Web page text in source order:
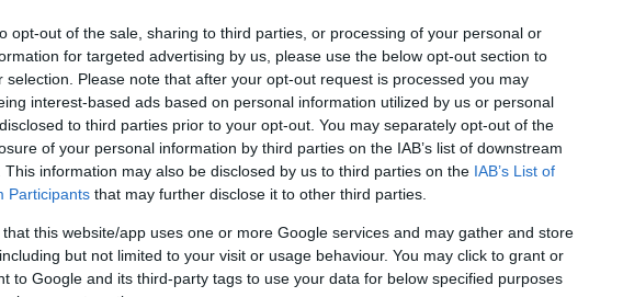
opt-out of the sale, sharing to third parties, or processing of your personal or
for targeted advertising by us, please use the below opt-out section to
selection. Please note that after your opt-out request is processed you may
interest-based ads based on personal information utilized by us or personal
to third parties prior to your opt-out. You may separately opt-out of the
of your personal information by third parties on the IAB’s list of downstream
This information may also be disclosed by us to third parties on the IAB’s List of
Participants that may further disclose it to other third parties.
that this website/app uses one or more Google services and may gather and store
but not limited to your visit or usage behaviour. You may click to grant or
to Google and its third-party tags to use your data for below specified purposes
sensualità. Questo look, che molti hanno
subito virale, suscitando reazioni entusiastiche